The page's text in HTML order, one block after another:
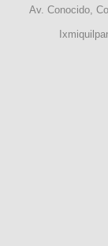
Av. Conocido,